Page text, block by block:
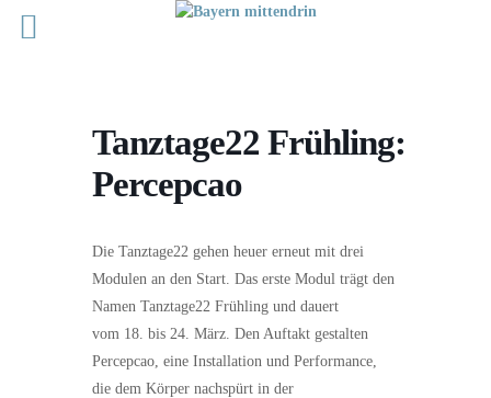
Tanztage22 Frühling:
Percepcao
Die Tanztage22 gehen heuer erneut mit drei
Modulen an den Start. Das erste Modul trägt den
Namen Tanztage22 Frühling und dauert
vom 18. bis 24. März. Den Auftakt gestalten
Percepcao, eine Installation und Performance,
die dem Körper nachspürt in der